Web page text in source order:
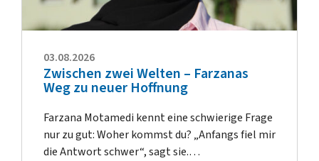
03.08.2026
Zwischen zwei Welten – Farzanas
Weg zu neuer Hoffnung
Farzana Motamedi kennt eine schwierige Frage
nur zu gut: Woher kommst du? „Anfangs fiel mir
die Antwort schwer“, sagt sie.…